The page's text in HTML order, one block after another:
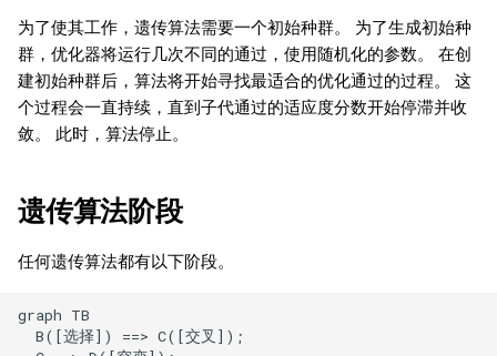
为了使其工作，遗传算法需要一个初始种群。 为了生成初始种
群，优化器将运行几次不同的通过，使用随机化的参数。 在创
建初始种群后，算法将开始寻找最适合的优化通过的过程。 这
个过程会一直持续，直到子代通过的适应度分数开始停滞并收
敛。 此时，算法停止。
遗传算法阶段
任何遗传算法都有以下阶段。
graph TB
  B([选择]) ==> C([交叉]);